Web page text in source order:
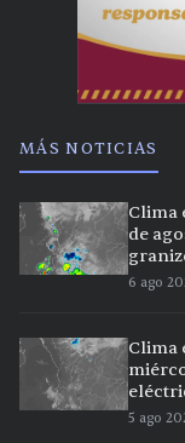
MÁS NOTICIAS
Clima
de
6 ago
Clima
5 ago